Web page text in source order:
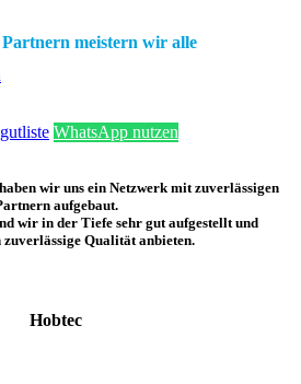
WhatsApp nutzen
meistern wir alle
wir uns ein Netzwerk mit zuverlässigen
aufgebaut.
wir in der Tiefe sehr gut aufgestellt und
zuverlässige Qualität anbieten.
Hobtec